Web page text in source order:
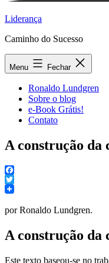
Liderança
Caminho do Sucesso
Menu Fechar
Ronaldo Lundgren
Sobre o blog
e-Book Grátis!
Contato
A construção da
Facebook
Twitter
por Ronaldo Lundgren.
A construção da
Este texto baseou-se no